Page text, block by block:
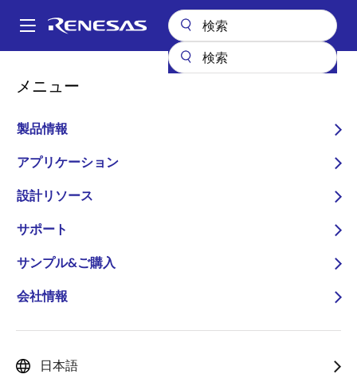
ン
Main
メニュー
製品情報
アプリケーション
設計リソース
サポート
サンプル&ご購入
会社情報
日本語
パ
ン
く
ず
マイクロコントローラとマイクロプロセッサ
RZ 32 & 64ビットMPU
RZ/A3M
プレビュー
DDR3L SDRAM内蔵、高解像度HMIを実
現する、1GHz動作MPU